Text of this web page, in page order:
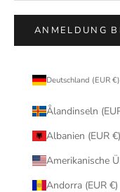
ANMELDUNG
Deutschland (EUR €)
Ålandinseln
Albanien (EUR €)
Amerikanische
Andorra (EUR €)